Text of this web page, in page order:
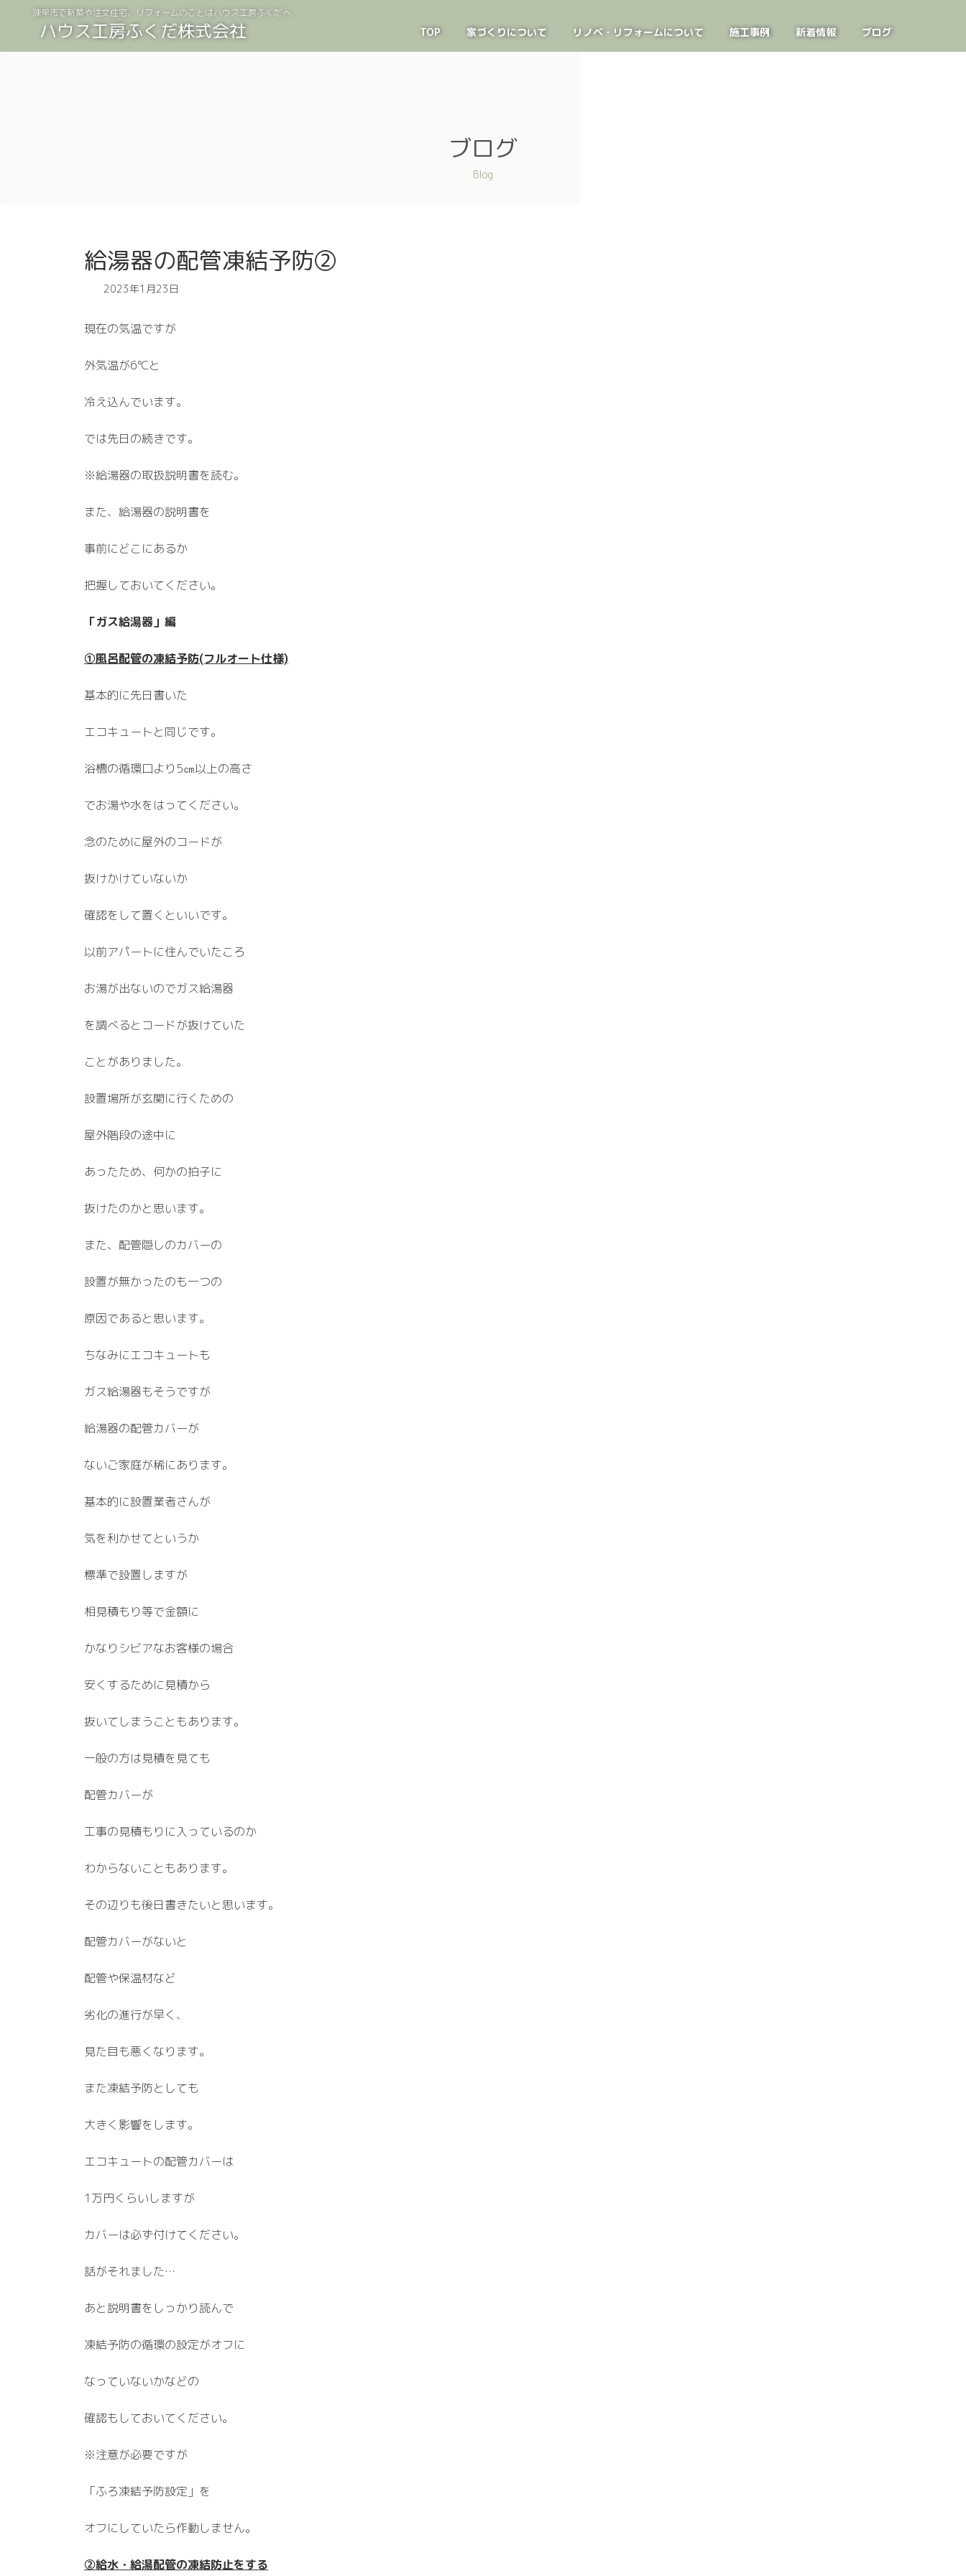
ン
ー
諫早市で新築や注文住宅、リフォームのことはハウス工房ふくだへ
ハウス工房ふくだ株式会社 TOP 家づくりについて リノベ・リフォームについて 施工事例 新着情報 ブログ
ブログ
Blog
給湯器の配管凍結予防②
2023年1月23日
現在の気温ですが
外気温が6℃と
冷え込んでいます。
では先日の続きです。
※給湯器の取扱説明書を読む。
また、給湯器の説明書を
事前にどこにあるか
把握しておいてください。
「ガス給湯器」編
①風呂配管の凍結予防(フルオート仕様)
基本的に先日書いた
エコキュートと同じです。
浴槽の循環口より5㎝以上の高さ
でお湯や水をはってください。
念のために屋外のコードが
抜けかけていないか
確認をして置くといいです。
以前アパートに住んでいたころ
お湯が出ないのでガス給湯器
を調べるとコードが抜けていた
ことがありました。
設置場所が玄関に行くための
屋外階段の途中に
あったため、何かの拍子に
抜けたのかと思います。
また、配管隠しのカバーの
設置が無かったのも一つの
原因であると思います。
ちなみにエコキュートも
ガス給湯器もそうですが
給湯器の配管カバーが
ないご家庭が稀にあります。
基本的に設置業者さんが
気を利かせてというか
標準で設置しますが
相見積もり等で金額に
かなりシビアなお客様の場合
安くするために見積から
抜いてしまうこともあります。
一般の方は見積を見ても
配管カバーが
工事の見積もりに入っているのか
わからないこともあります。
その辺りも後日書きたいと思います。
配管カバーがないと
配管や保温材など
劣化の進行が早く、
見た目も悪くなります。
また凍結予防としても
大きく影響をします。
エコキュートの配管カバーは
1万円くらいしますが
カバーは必ず付けてください。
話がそれました…
あと説明書をしっかり読んで
凍結予防の循環の設定がオフに
なっていないかなどの
確認もしておいてください。
※注意が必要ですが
「ふろ凍結予防設定」を
オフにしていたら作動しません。
②給水・給湯配管の凍結防止をする